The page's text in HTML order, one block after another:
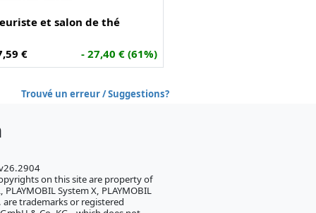
et salon de thé
€ - 27,40 € (61%)
Trouvé un erreur / Suggestions?
on this site are property of
System X, PLAYMOBIL
are trademarks or registered